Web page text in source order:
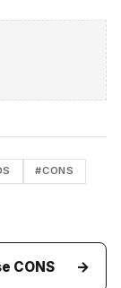
#CONS
CONS →